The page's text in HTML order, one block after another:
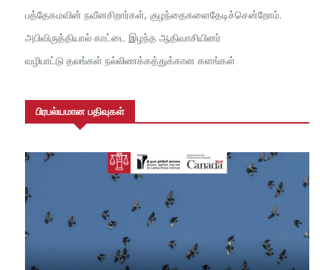
பத்தேகமவின் நவீனசிறார்கள், குழந்தைகளைதேடிச்சென்றோம்.
அபிவிருத்தியால் காட்டை இழந்த ஆதிவாசியினர்
வழிபாட்டு தலங்கள் நல்லிணக்கத்துக்கான களங்கள்
பிரபல்யமான பதிவுகள்